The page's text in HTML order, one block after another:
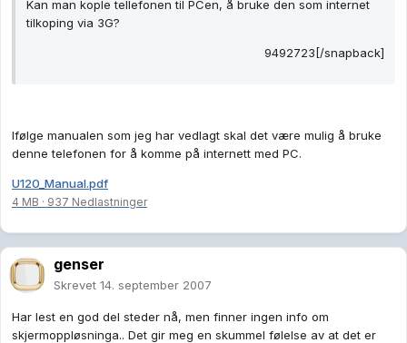
Kan man kople tellefonen til PCen, å bruke den som internet
tilkoping via 3G?
9492723[/snapback]
Ifølge manualen som jeg har vedlagt skal det være mulig å bruke
denne telefonen for å komme på internett med PC.
U120_Manual.pdf
4 MB · 937 Nedlastninger
genser
Skrevet 14. september 2007
Har lest en god del steder nå, men finner ingen info om
skjermoppløsninga.. Det gir meg en skummel følelse av at det er